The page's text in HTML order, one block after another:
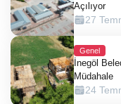
Açılıyor
27
Genel
İnegöl
Müdahale
24